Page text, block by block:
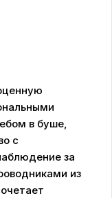
в буше,
с
за
из